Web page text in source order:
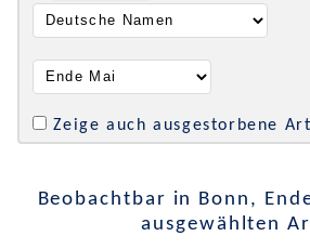
Zeige auch ausgestorbene
Beobachtbar in Bonn,
ausgewählten